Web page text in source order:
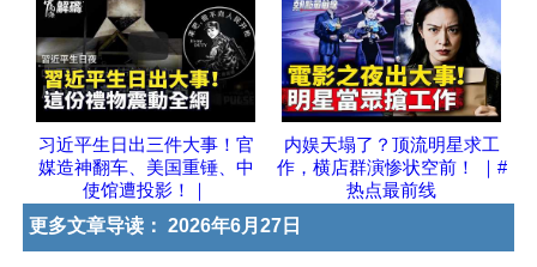
习近平生日出三件大事！官
媒造神翻车、美国重锤、中
使馆遭投影！｜
内娱天塌了？顶流明星求工
作，横店群演惨状空前！ ｜#
热点最前线
更多文章导读： 2026年6月27日